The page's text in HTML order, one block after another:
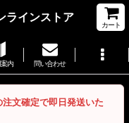
インストア
カート
内 問い合わせ
文確定で即日発送いた